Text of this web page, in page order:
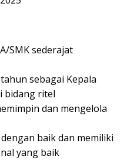
SMK sederajat
sebagai Kepala
bidang ritel
dan mengelola
baik dan memiliki
yang baik